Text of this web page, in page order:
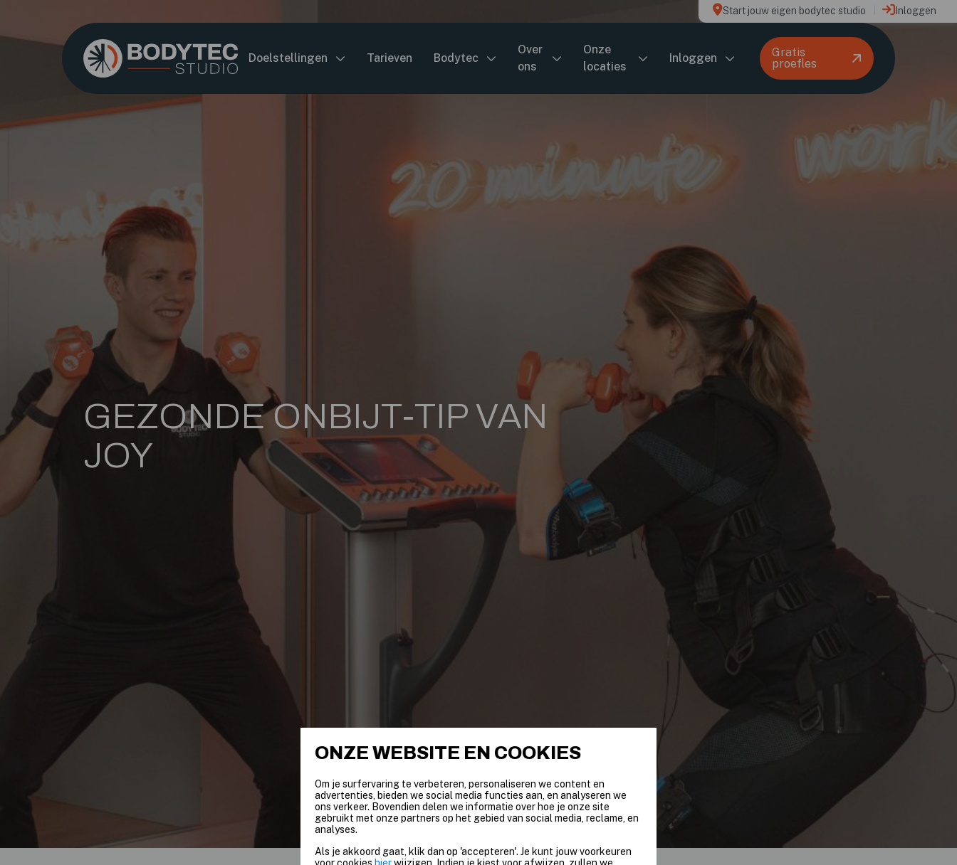
Start jouw eigen bodytec studio Inloggen
Doelstellingen Tarieven Bodytec
Over
ons
Onze
locaties
Inloggen
Gratis
proefles
GEZONDE ONBIJT-TIP VAN
JOY
ONZE WEBSITE EN COOKIES
Om je surfervaring te verbeteren, personaliseren we content en
advertenties, bieden we social media functies aan, en analyseren we
ons verkeer. Bovendien delen we informatie over hoe je onze site
gebruikt met onze partners op het gebied van social media, reclame, en
analyses.
Als je akkoord gaat, klik dan op 'accepteren'. Je kunt jouw voorkeuren